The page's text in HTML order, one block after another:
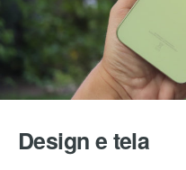
Design e tela